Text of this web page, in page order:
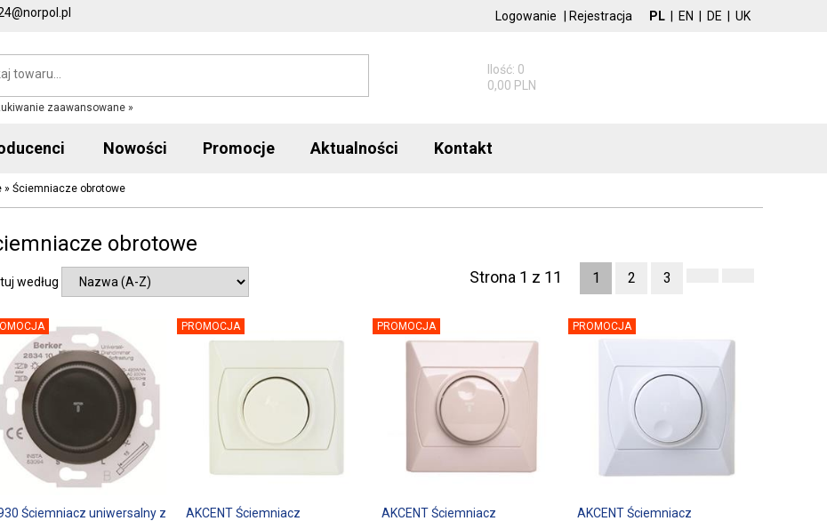
PL EN DE UK
Logowanie Rejestracja
zaawansowane »
Ilość: 0
0,00 PLN
Nowości Promocje Aktualności Kontakt
» Ściemniacze obrotowe
obrotowe
według Strona 1 z 11 1 2 3
Ściemniacz uniwersalny z
PROMOCJA
AKCENT Ściemniacz
PROMOCJA
AKCENT Ściemniacz
PROMOCJA
AKCENT Ściemniacz